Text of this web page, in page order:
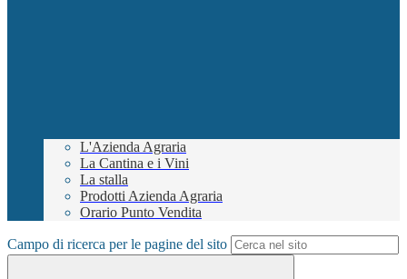
L'Azienda Agraria
La Cantina e i Vini
La stalla
Prodotti Azienda Agraria
Orario Punto Vendita
Campo di ricerca per le pagine del sito